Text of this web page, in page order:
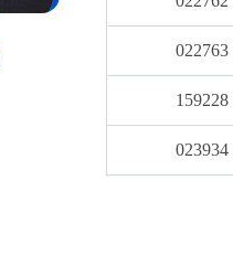
022763
159228
023934